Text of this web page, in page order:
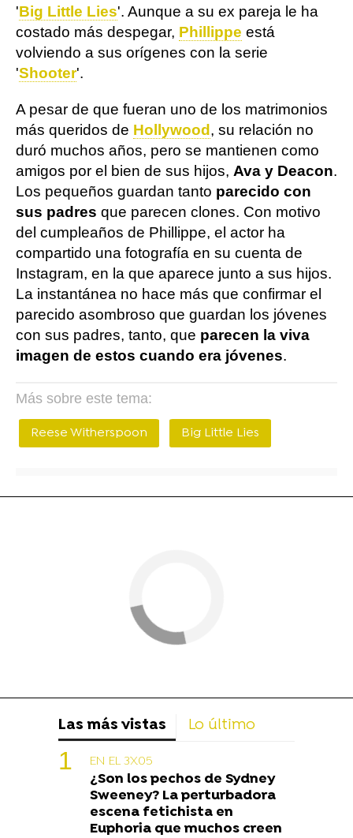
'Big Little Lies'. Aunque a su ex pareja le ha
costado más despegar, Phillippe está
volviendo a sus orígenes con la serie
'Shooter'.
A pesar de que fueran uno de los matrimonios
más queridos de Hollywood , su relación no
duró muchos años, pero se mantienen como
amigos por el bien de sus hijos, Ava y Deacon.
Los pequeños guardan tanto parecido con
sus padres que parecen clones. Con motivo
del cumpleaños de Phillippe, el actor ha
compartido una fotografía en su cuenta de
Instagram, en la que aparece junto a sus hijos.
La instantánea no hace más que confirmar el
parecido asombroso que guardan los jóvenes
con sus padres, tanto, que parecen la viva
imagen de estos cuando era jóvenes.
Más sobre este tema:
Reese Witherspoon Big Little Lies
Las más vistas Lo último
EN EL 3X05
¿Son los pechos de Sydney
Sweeney? La perturbadora
escena fetichista en
Euphoria que muchos creen